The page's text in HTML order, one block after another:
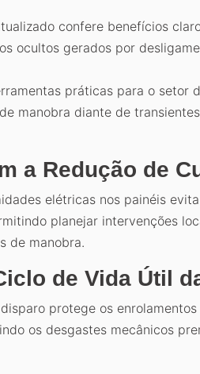
confere benefícios
ocultos gerados por
práticas para o setor
manobra diante de
a Redução de
elétricas nos painéis
planejar intervenções
de manobra.
de Vida Útil
protege os
os desgastes mecânicos